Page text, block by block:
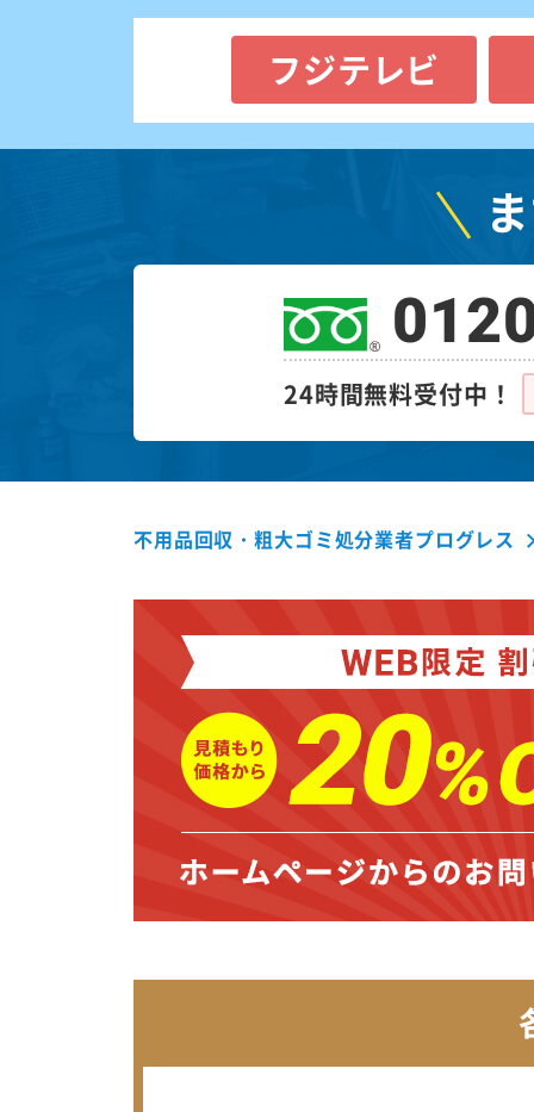
フジテレビ
24時間無料受付中！
不用品回収・粗大ゴミ処分業者プログレス